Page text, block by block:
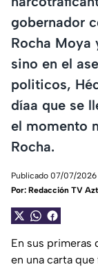
gobernador
Rocha Moya
sino en el
politicos,
díaa que se
el momento
Rocha.
Publicado 07/07/2026
Por: Redacción TV
En sus primeras
en una carta